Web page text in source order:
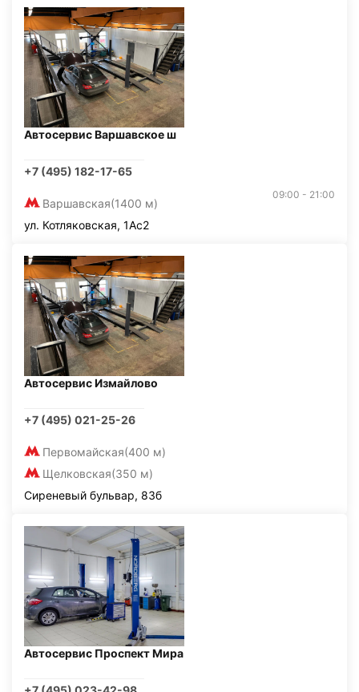
Автосервис Варшавское ш
+7 (495) 182-17-65
Варшавская(1400 м)
09:00 - 21:00
ул. Котляковская, 1Ас2
Автосервис Измайлово
+7 (495) 021-25-26
Первомайская(400 м)
Щелковская(350 м)
Сиреневый бульвар, 83б
Автосервис Проспект Мира